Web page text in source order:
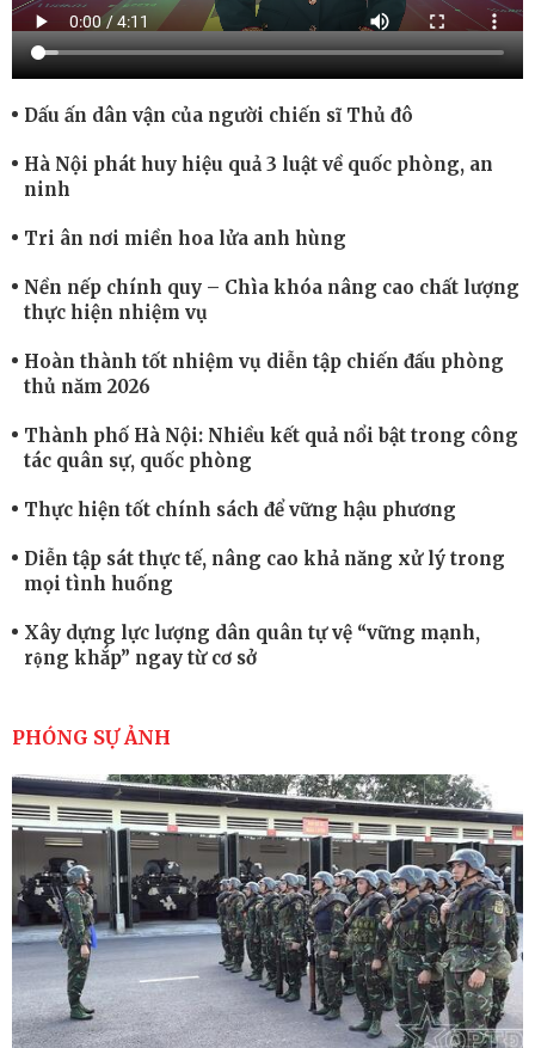
Dấu ấn dân vận của người chiến sĩ Thủ đô
Hà Nội phát huy hiệu quả 3 luật về quốc phòng, an
ninh
Tri ân nơi miền hoa lửa anh hùng
Nền nếp chính quy – Chìa khóa nâng cao chất lượng
thực hiện nhiệm vụ
Hoàn thành tốt nhiệm vụ diễn tập chiến đấu phòng
thủ năm 2026
Thành phố Hà Nội: Nhiều kết quả nổi bật trong công
tác quân sự, quốc phòng
Thực hiện tốt chính sách để vững hậu phương
Diễn tập sát thực tế, nâng cao khả năng xử lý trong
mọi tình huống
Xây dựng lực lượng dân quân tự vệ “vững mạnh,
rộng khắp” ngay từ cơ sở
cao sức mạnh chiến đấu
Tiểu đoàn Thiết giáp hoàn thành tốt diễn tập chiến
thuật có bắn đạn thật
Nơi sinh viên rèn ý trí, luyện kỹ năng
PHÓNG SỰ ẢNH